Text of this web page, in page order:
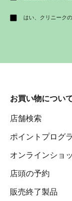
はい、クリニーク
お買い物につい
店舗検索
ポイントプログ
オンラインショ
店頭の予約
販売終了製品